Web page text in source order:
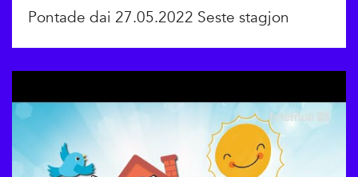
Pontade dai 27.05.2022 Seste stagjon